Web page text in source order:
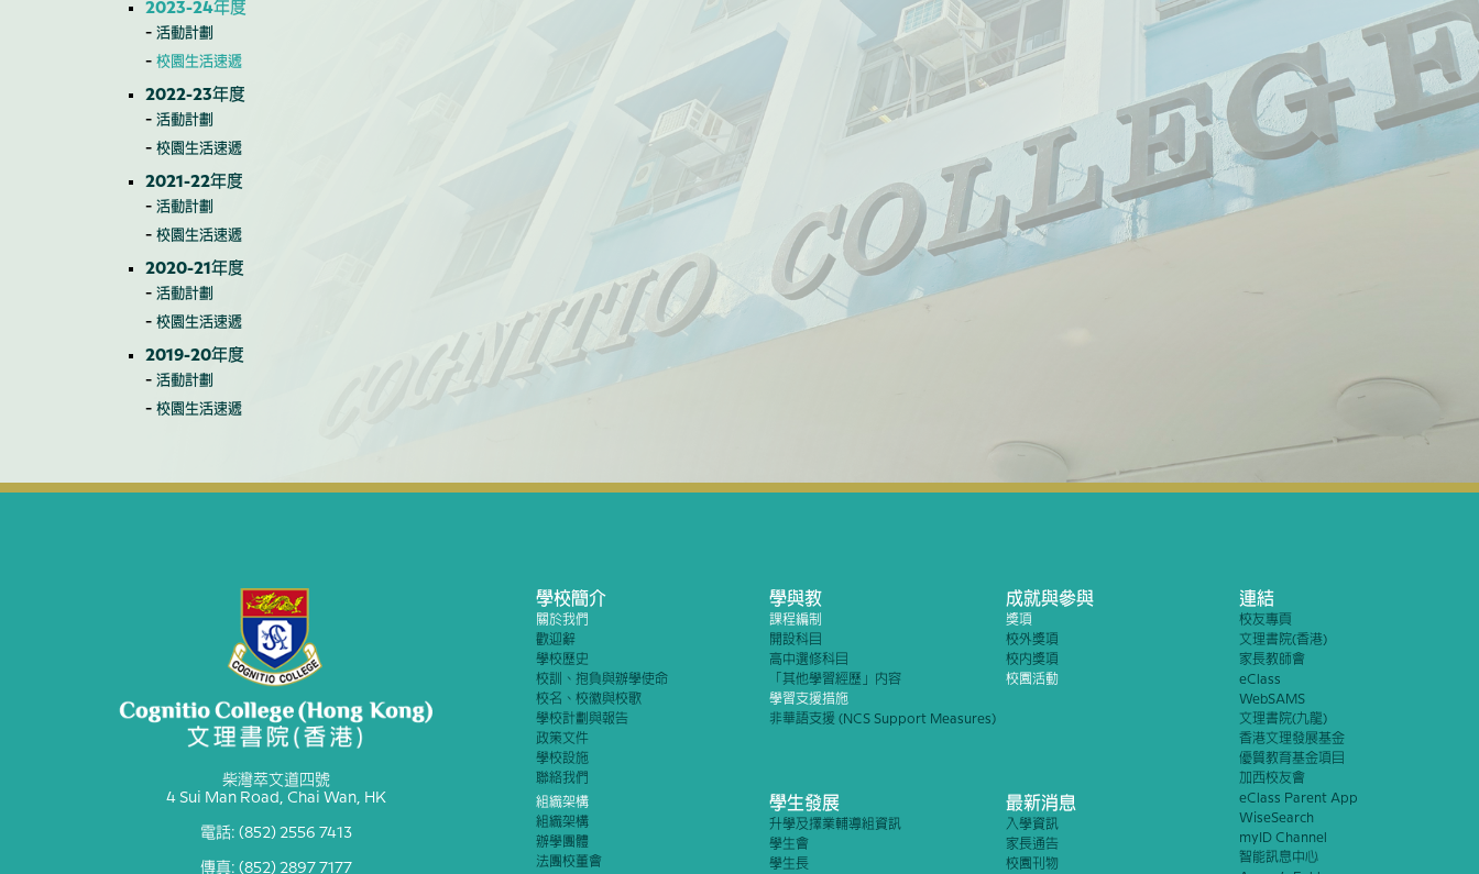
2023-24年度
活動計劃
校園生活速遞
2022-23年度
活動計劃
校園生活速遞
2021-22年度
活動計劃
校園生活速遞
2020-21年度
活動計劃
校園生活速遞
2019-20年度
活動計劃
校園生活速遞
柴灣萃文道四號
4 Sui Man Road, Chai Wan, HK
電話: (852) 2556 7413
傳真: (852) 2897 7177
學校簡介
關於我們
歡迎辭
學校歷史
校訓、抱負與辦學使命
校名、校徽與校歌
學校計劃與報告
政策文件
學校設施
聯絡我們
學與教
課程編制
開設科目
高中選修科目
「其他學習經歷」內容
學習支援措施
非華語支援 (NCS Support Measures)
成就與參與
獎項
校外獎項
校內獎項
校園活動
連結
校友專頁
文理書院(香港)
家長教師會
eClass
WebSAMS
文理書院(九龍)
香港文理發展基金
優質教育基金項目
加西校友會
eClass Parent App
WiseSearch
myID Channel
智能訊息中心
組織架構
組織架構
辦學團體
法團校董會
學生發展
升學及擇業輔導組資訊
學生會
學生長
最新消息
入學資訊
家長通告
校園刊物